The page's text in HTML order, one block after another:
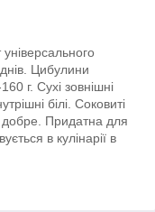
Цибулини
г. Сухі зовнішні
білі. Соковиті
добре. Придатна для
в кулінарії в